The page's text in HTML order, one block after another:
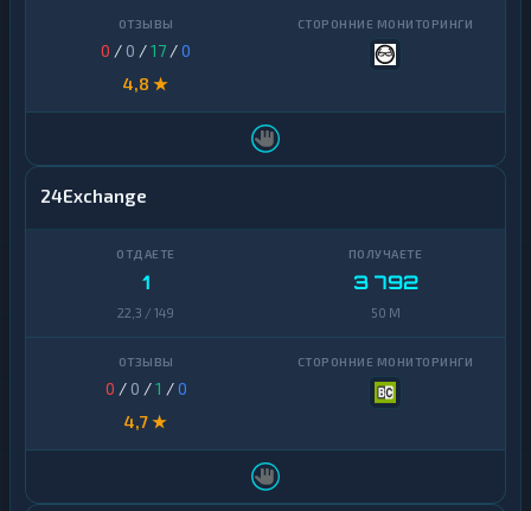
0 / 0 /17 /0
4,8 ★
24Exchange
1
22,3 / 149
3 792
50 M
0 / 0 /1 /0
4,7 ★